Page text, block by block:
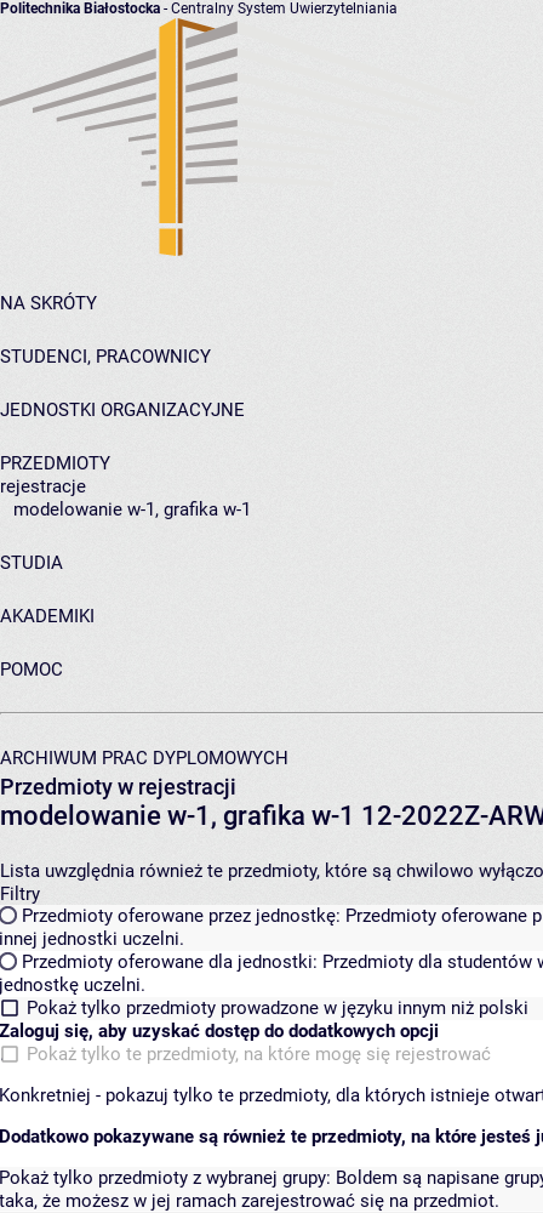
Politechnika Białostocka - Centralny System Uwierzytelniania
NA SKRÓTY
STUDENCI, PRACOWNICY
JEDNOSTKI ORGANIZACYJNE
PRZEDMIOTY
rejestracje
modelowanie w-1, grafika w-1
STUDIA
AKADEMIKI
POMOC
ARCHIWUM PRAC DYPLOMOWYCH
Przedmioty w rejestracji
modelowanie w-1, grafika w-1 12-2022Z-
Lista uwzględnia również te przedmioty, które są chwilowo
Filtry
Przedmioty oferowane przez jednostkę: Przedmioty oferowane
innej jednostki uczelni.
Przedmioty oferowane dla jednostki: Przedmioty dla studentów
jednostkę uczelni.
Pokaż tylko przedmioty prowadzone w języku innym niż polski
Zaloguj się, aby uzyskać dostęp do dodatkowych opcji
Pokaż tylko te przedmioty, na które mogę się rejestrować
Konkretniej - pokazuj tylko te przedmioty, dla których istnieje
Dodatkowo pokazywane są również te przedmioty, na które jesteś
Pokaż tylko przedmioty z wybranej grupy: Boldem są napisane
taka, że możesz w jej ramach zarejestrować się na przedmiot.